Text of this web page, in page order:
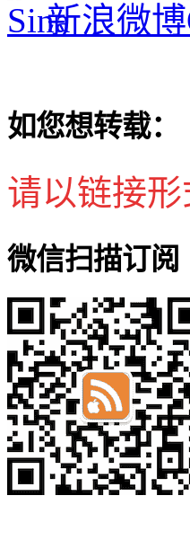
新浪微博
如您想转载：
请以链接
微信扫描订阅